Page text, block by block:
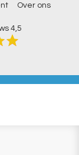
Over ons
4,5